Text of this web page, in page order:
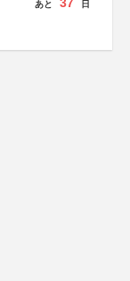
あと 日